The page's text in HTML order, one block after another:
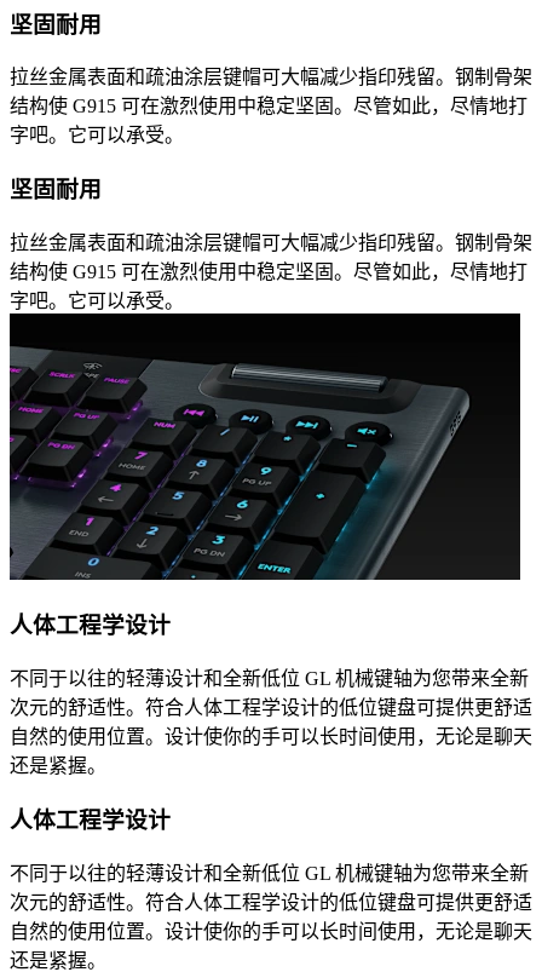
坚固耐用
拉丝金属表面和疏油涂层键帽可大幅减少指印残留。钢制骨架
结构使 G915 可在激烈使用中稳定坚固。尽管如此，尽情地打
字吧。它可以承受。
坚固耐用
拉丝金属表面和疏油涂层键帽可大幅减少指印残留。钢制骨架
结构使 G915 可在激烈使用中稳定坚固。尽管如此，尽情地打
字吧。它可以承受。
人体工程学设计
不同于以往的轻薄设计和全新低位 GL 机械键轴为您带来全新
次元的舒适性。符合人体工程学设计的低位键盘可提供更舒适
自然的使用位置。设计使你的手可以长时间使用，无论是聊天
还是紧握。
人体工程学设计
不同于以往的轻薄设计和全新低位 GL 机械键轴为您带来全新
次元的舒适性。符合人体工程学设计的低位键盘可提供更舒适
自然的使用位置。设计使你的手可以长时间使用，无论是聊天
还是紧握。